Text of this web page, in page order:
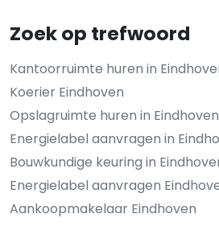
Zoek op trefwoord
Kantoorruimte huren in
Koerier Eindhoven
Opslagruimte huren in Eindhoven
Energielabel aanvragen in
Bouwkundige keuring in
Energielabel aanvragen
Aankoopmakelaar Eindhoven